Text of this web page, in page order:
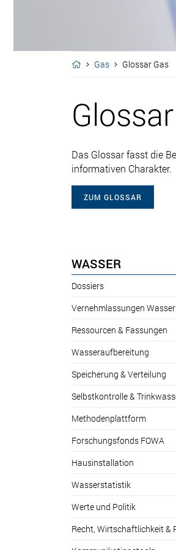
Gas Glossar Gas
Das Glossar fasst die
informativen Charakter.
ZUM GLOSSAR
WASSER
Dossiers
Vernehmlassungen Wasser
Ressourcen & Fassungen
Wasseraufbereitung
Speicherung & Verteilung
Selbstkontrolle &
Methodenplattform
Forschungsfonds FOWA
Hausinstallation
Wasserstatistik
Werte und Politik
Recht, Wirtschaftlichkeit &